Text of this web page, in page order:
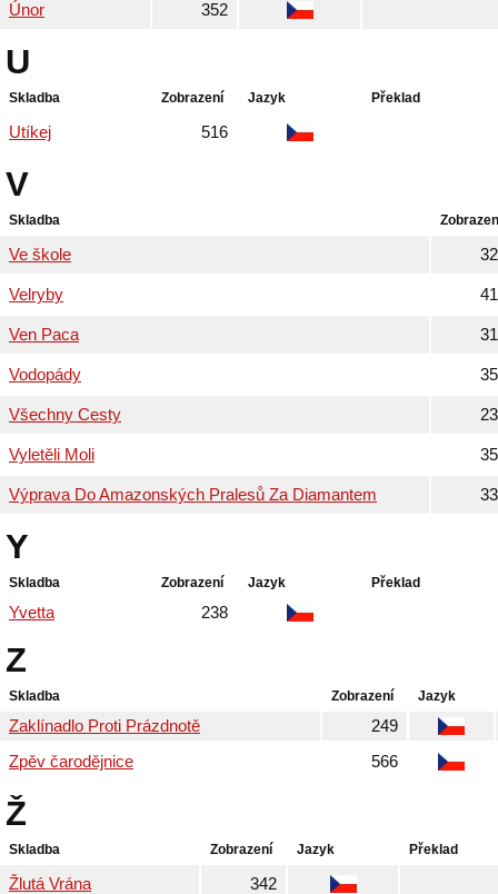
Únor 352
U
Skladba Zobrazení Jazyk Překlad
Utíkej 516
V
Skladba
Ve škole
Velryby
Ven Paca
Vodopády
Všechny Cesty
Vyletěli Moli
Výprava Do Amazonských Pralesů Za Diamantem
Y
Skladba Zobrazení Jazyk Překlad
Yvetta 238
Z
Skladba Zobrazení Jazyk
Zaklínadlo Proti Prázdnotě
249
Zpěv čarodějnice
566
Ž
Skladba Zobrazení Jazyk Překlad
Žlutá Vrána 342